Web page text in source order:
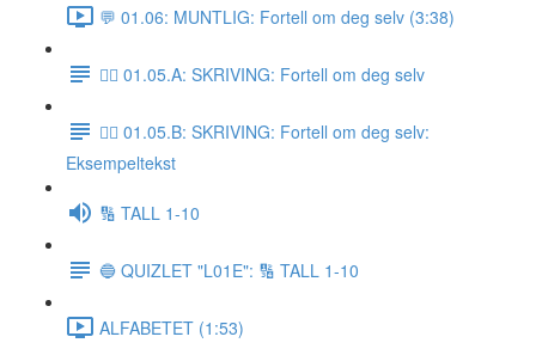
💬 01.06: MUNTLIG: Fortell om deg selv (3:38)
✍🏼 01.05.A: SKRIVING: Fortell om deg selv
✍🏼 01.05.B: SKRIVING: Fortell om deg selv:
Eksempeltekst
🔢 TALL 1-10
🔵 QUIZLET "L01E": 🔢 TALL 1-10
ALFABETET (1:53)